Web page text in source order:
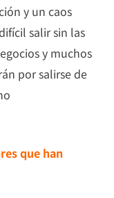
y un caos
salir sin las
y muchos
por salirse de
que han